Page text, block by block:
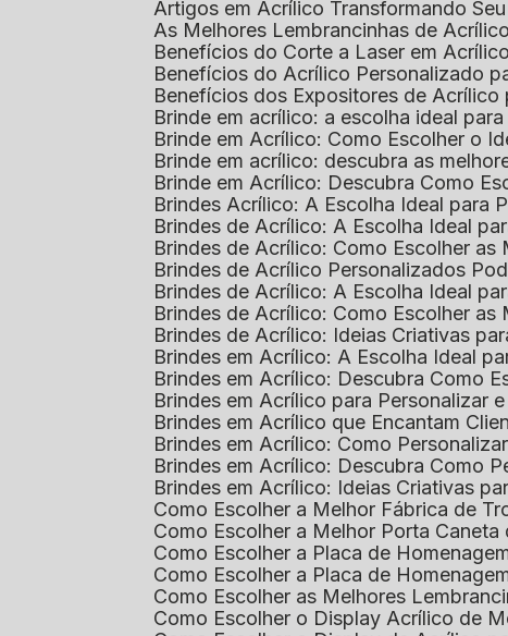
Artigos em Acrílico Transformando
As Melhores Lembrancinhas de
Benefícios do Corte a Laser em
Benefícios do Acrílico Personalizado
Benefícios dos Expositores de
Brinde em acrílico: a escolha ideal
Brinde em Acrílico: Como Escolher o
Brinde em acrílico: descubra as
Brinde em Acrílico: Descubra Como
Brindes Acrílico: A Escolha Ideal para
Brindes de Acrílico: A Escolha Ideal
Brindes de Acrílico: Como Escolher
Brindes de Acrílico Personalizados
Brindes de Acrílico: A Escolha Ideal
Brindes de Acrílico: Como Escolher
Brindes de Acrílico: Ideias Criativas
Brindes em Acrílico: A Escolha Ideal
Brindes em Acrílico: Descubra Como
Brindes em Acrílico para Personalizar
Brindes em Acrílico que Encantam
Brindes em Acrílico: Como
Brindes em Acrílico: Descubra Como
Brindes em Acrílico: Ideias Criativas
Como Escolher a Melhor Fábrica de
Como Escolher a Melhor Porta
Como Escolher a Placa de
Como Escolher a Placa de
Como Escolher as Melhores
Como Escolher o Display Acrílico de